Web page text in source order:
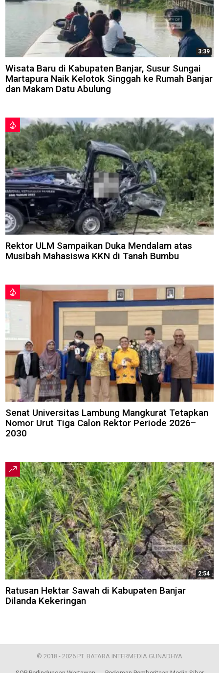
3:39
Wisata Baru di Kabupaten Banjar, Susur Sungai
Martapura Naik Kelotok Singgah ke Rumah Banjar
dan Makam Datu Abulung
Rektor ULM Sampaikan Duka Mendalam atas
Musibah Mahasiswa KKN di Tanah Bumbu
Senat Universitas Lambung Mangkurat Tetapkan
Nomor Urut Tiga Calon Rektor Periode 2026–
2030
2:54
Ratusan Hektar Sawah di Kabupaten Banjar
Dilanda Kekeringan
© 2018 - 2026 PT. BATARA INTERMEDIA GUNADHYA